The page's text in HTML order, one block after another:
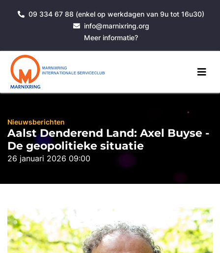
09 334 67 88 (enkel op werkdagen van 9u tot 16u30)
info@marnixring.org
Meer informatie?
Nieuwsberichten
Aalst Denderend Land: Axel Buyse -
De geopolitieke situatie
26 januari 2026 09:00